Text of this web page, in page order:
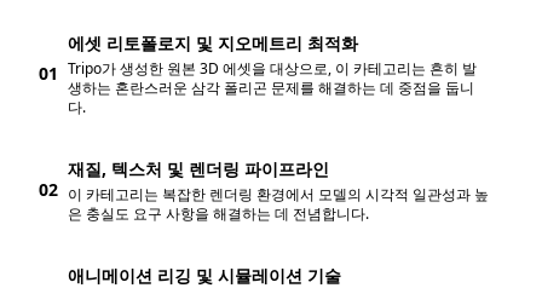
01
에셋 리토폴로지 및 지오메트리 최적화
Tripo가 생성한 원본 3D 에셋을 대상으로, 이 카테고리는 흔히 발
생하는 혼란스러운 삼각 폴리곤 문제를 해결하는 데 중점을 둡니
다.
02
재질, 텍스처 및 렌더링 파이프라인
이 카테고리는 복잡한 렌더링 환경에서 모델의 시각적 일관성과 높
은 충실도 요구 사항을 해결하는 데 전념합니다.
애니메이션 리깅 및 시뮬레이션 기술